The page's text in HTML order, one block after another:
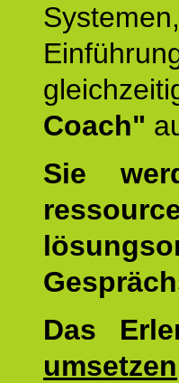
Coach"
Sie
Das
umsetzen